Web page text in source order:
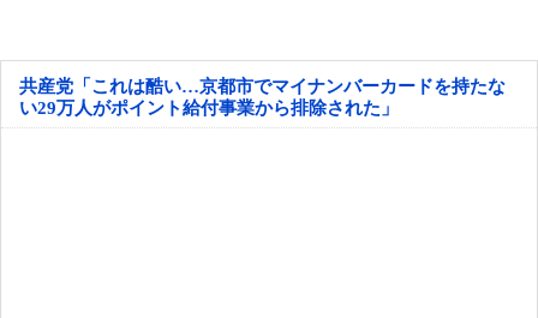
共産党「これは酷い…京都市でマイナンバーカードを持たな
い29万人がポイント給付事業から排除された」